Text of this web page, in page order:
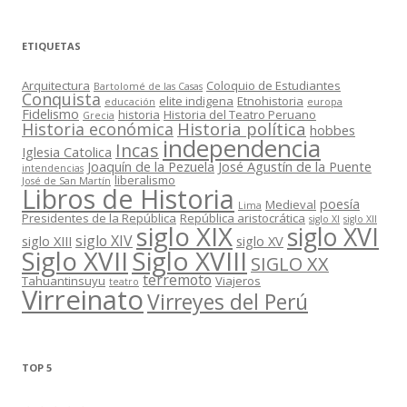
ETIQUETAS
Arquitectura Bartolomé de las Casas Coloquio de Estudiantes
Conquista educación elite indigena Etnohistoria europa
Fidelismo Grecia historia Historia del Teatro Peruano
Historia económica Historia política hobbes
Iglesia Catolica Incasindependencia
intendencias Joaquín de la Pezuela José Agustín de la Puente
José de San Martín liberalismo
Libros de Historia Lima Medieval poesía
Presidentes de la República República aristocrática siglo XI siglo XII
siglo XIII siglo XIV siglo XIX siglo XV siglo XVI
Siglo XVIISiglo XVIIISIGLO XX
Tahuantinsuyu teatro terremoto Viajeros
VirreinatoVirreyes del Perú
TOP 5